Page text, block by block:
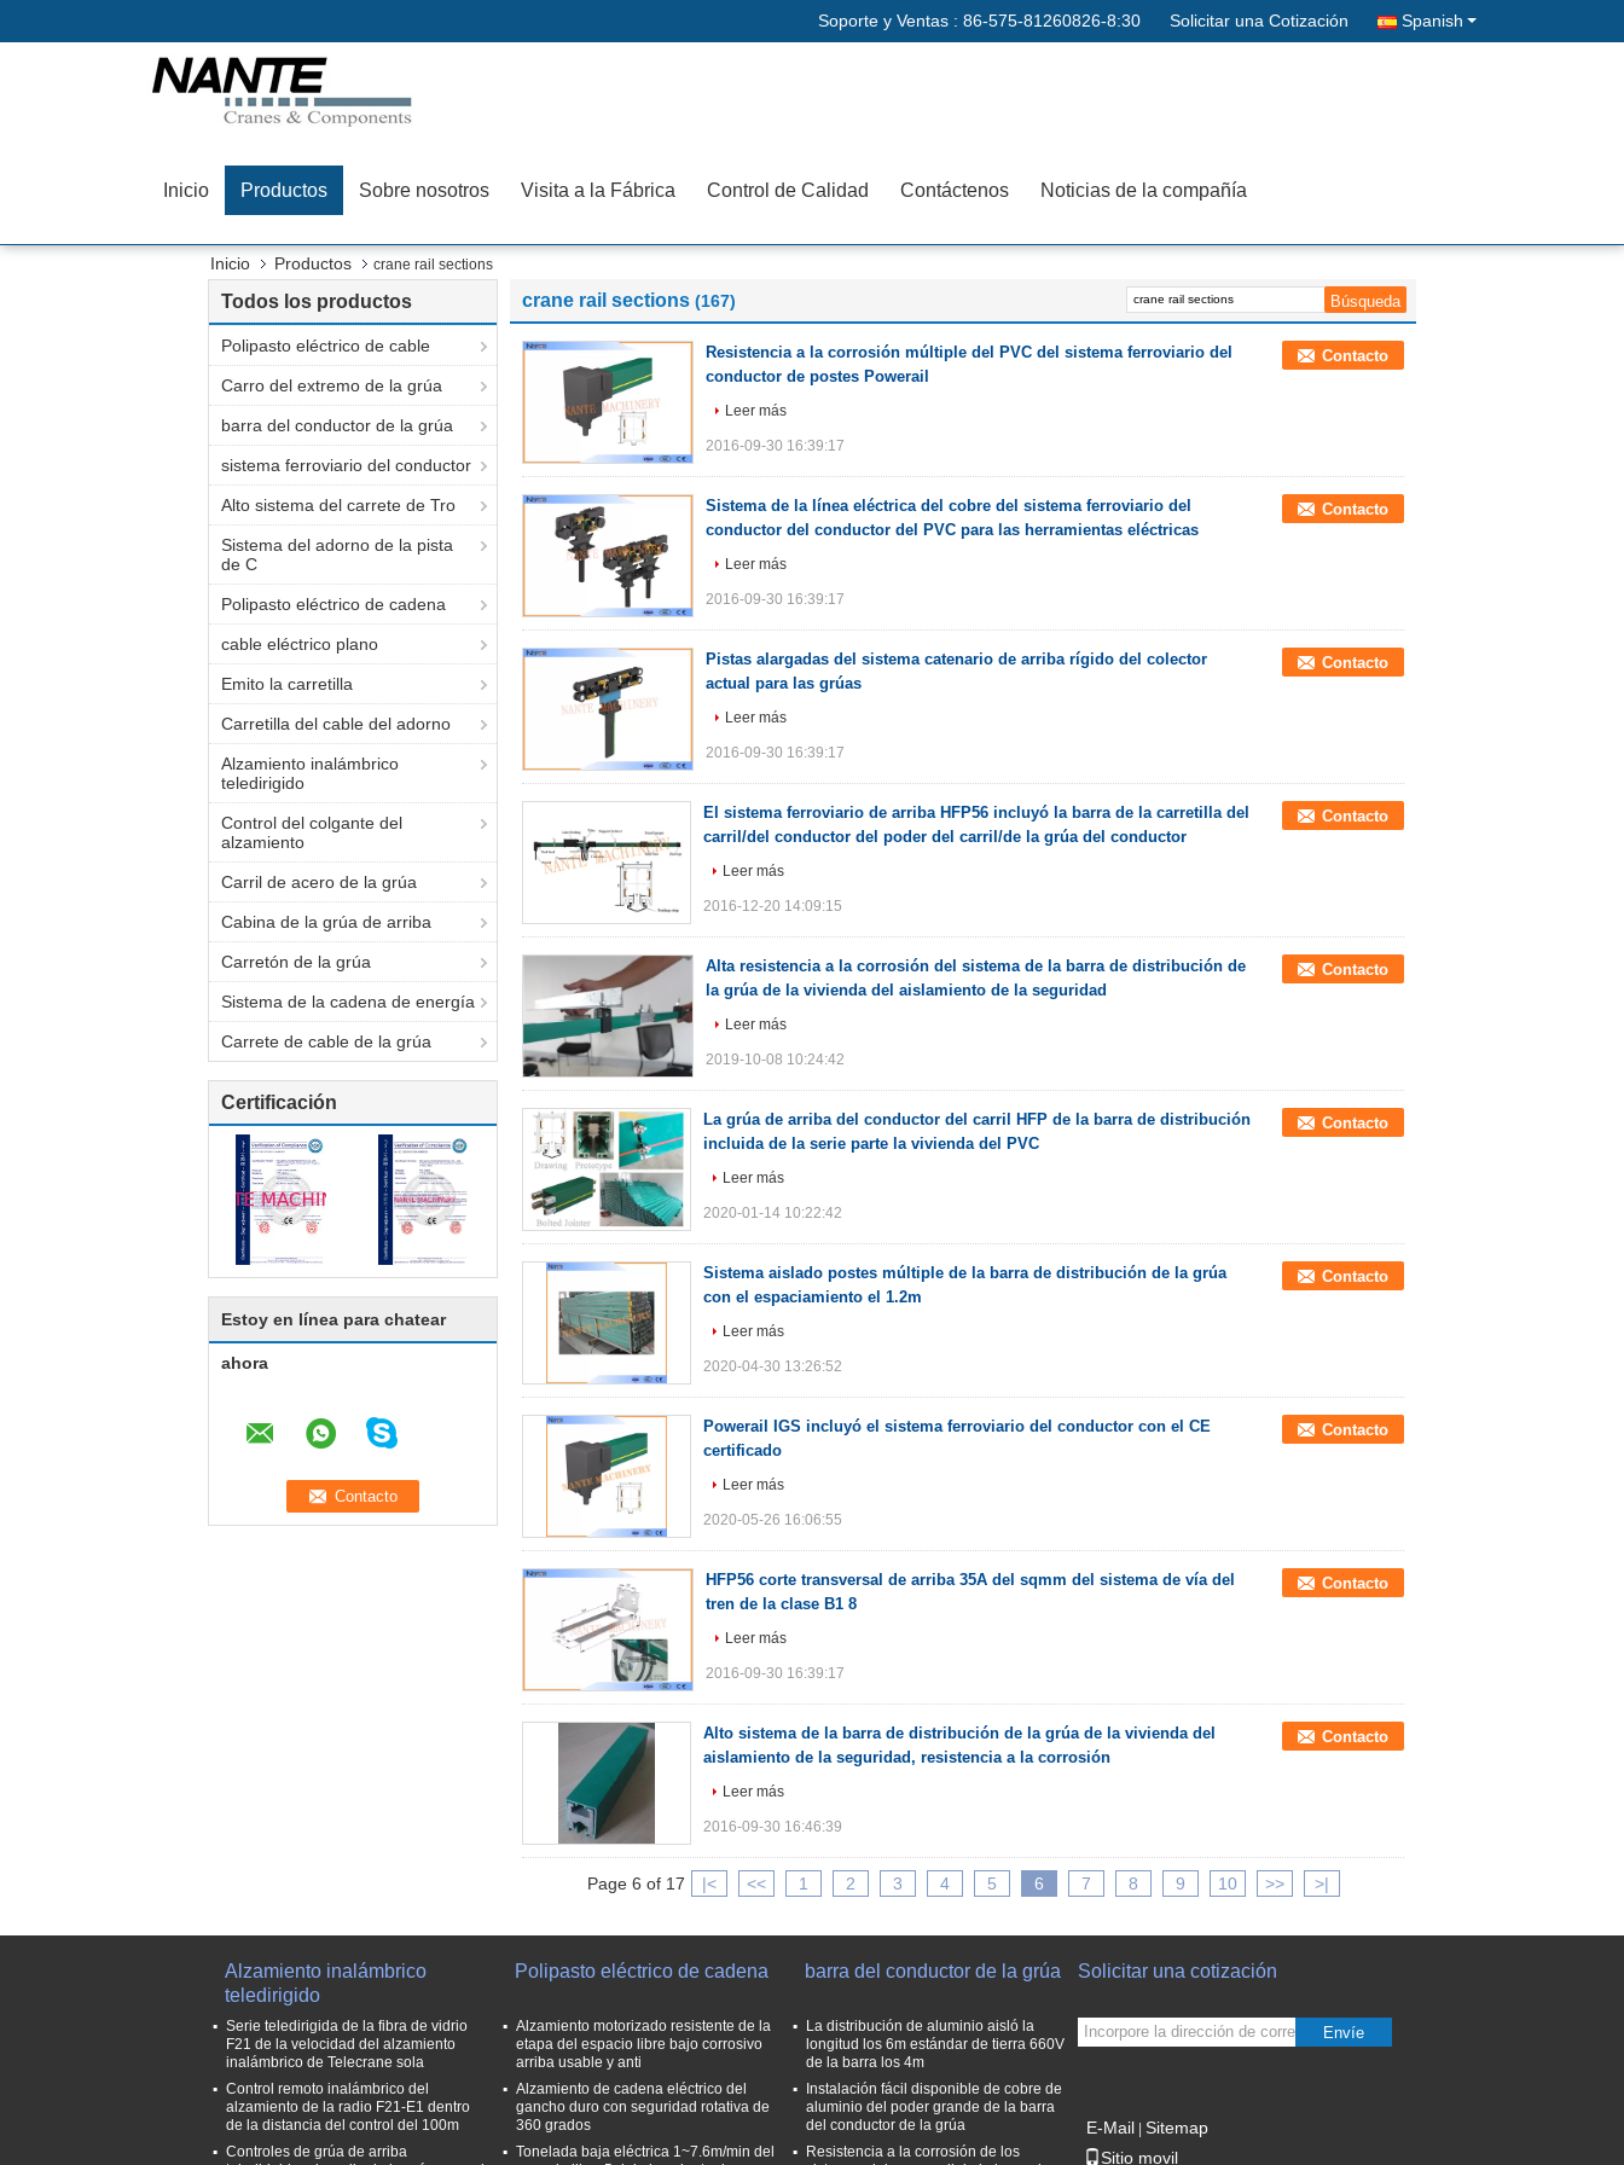
Soporte y Ventas : 86-575-81260826-8:30 Solicitar una Cotización Spanish
Inicio Productos Sobre nosotros Visita a la Fábrica Control de Calidad Contáctenos Noticias de la compañía
Inicio Productos crane rail sections
Todos los productos
Polipasto eléctrico de cable
Carro del extremo de la grúa
barra del conductor de la grúa
sistema ferroviario del conductor
Alto sistema del carrete de Tro
Sistema del adorno de la pista
de C
Polipasto eléctrico de cadena
cable eléctrico plano
Emito la carretilla
Carretilla del cable del adorno
Alzamiento inalámbrico
teledirigido
Control del colgante del
alzamiento
Carril de acero de la grúa
Cabina de la grúa de arriba
Carretón de la grúa
Sistema de la cadena de energía
Carrete de cable de la grúa
Certificación
Estoy en línea para chatear
ahora
crane rail sections (167)
Resistencia a la corrosión múltiple del PVC del sistema ferroviario del
conductor de postes Powerail
Contacto
Leer más
2016-09-30 16:39:17
Sistema de la línea eléctrica del cobre del sistema ferroviario del
conductor del conductor del PVC para las herramientas eléctricas
Contacto
Leer más
2016-09-30 16:39:17
Pistas alargadas del sistema catenario de arriba rígido del colector
actual para las grúas
Contacto
Leer más
2016-09-30 16:39:17
El sistema ferroviario de arriba HFP56 incluyó la barra de la carretilla del
carril/del conductor del poder del carril/de la grúa del conductor
Contacto
Leer más
2016-12-20 14:09:15
Alta resistencia a la corrosión del sistema de la barra de distribución de
la grúa de la vivienda del aislamiento de la seguridad
Contacto
Leer más
2019-10-08 10:24:42
La grúa de arriba del conductor del carril HFP de la barra de distribución
incluida de la serie parte la vivienda del PVC
Contacto
Leer más
2020-01-14 10:22:42
Sistema aislado postes múltiple de la barra de distribución de la grúa
con el espaciamiento el 1.2m
Contacto
Leer más
2020-04-30 13:26:52
Powerail IGS incluyó el sistema ferroviario del conductor con el CE
certificado
Contacto
Leer más
2020-05-26 16:06:55
HFP56 corte transversal de arriba 35A del sqmm del sistema de vía del
tren de la clase B1 8
Contacto
Leer más
2016-09-30 16:39:17
Alto sistema de la barra de distribución de la grúa de la vivienda del
aislamiento de la seguridad, resistencia a la corrosión
Contacto
Leer más
2016-09-30 16:46:39
Page 6 of 17 |< << 1 2 3 4 5 6 7 8 9 10 >> >|
Alzamiento inalámbrico
teledirigido
Serie teledirigida de la fibra de vidrio
F21 de la velocidad del alzamiento
inalámbrico de Telecrane sola
Control remoto inalámbrico del
alzamiento de la radio F21-E1 dentro
de la distancia del control del 100m
Controles de grúa de arriba
Polipasto eléctrico de cadena
Alzamiento motorizado resistente de la
etapa del espacio libre bajo corrosivo
arriba usable y anti
Alzamiento de cadena eléctrico del
gancho duro con seguridad rotativa de
360 grados
Tonelada baja eléctrica 1~7.6m/min del
barra del conductor de la grúa
La distribución de aluminio aisló la
longitud los 6m estándar de tierra 660V
de la barra los 4m
Instalación fácil disponible de cobre de
aluminio del poder grande de la barra
del conductor de la grúa
Resistencia a la corrosión de los
Solicitar una cotización
Envíe
E-Mail Sitemap
Sitio movil